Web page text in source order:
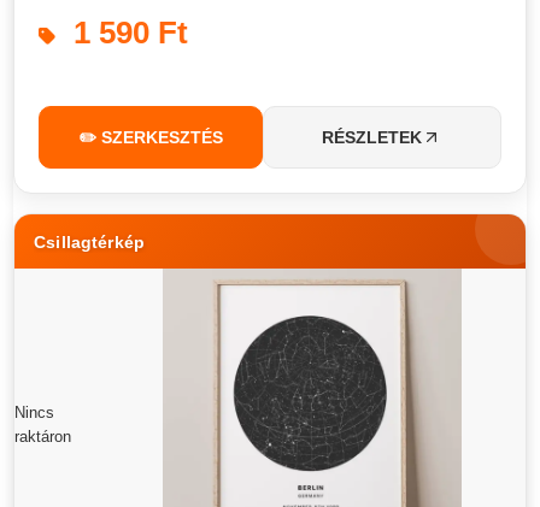
1 590 Ft
✏️ SZERKESZTÉS RÉSZLETEK
Csillagtérkép
Nincs
raktáron